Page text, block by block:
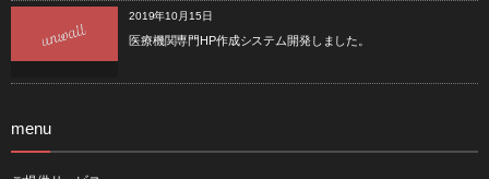
2019年10月15日
医療機関専門HP作成システム開発しました。
menu